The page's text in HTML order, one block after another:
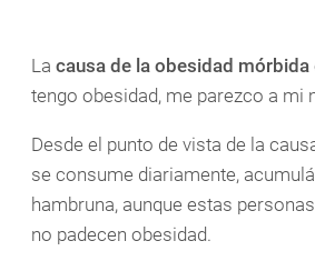
La causa de la obesidad mórbida
tengo obesidad, me parezco a mi
Desde el punto de vista de la
se consume diariamente,
hambruna, aunque estas
no padecen obesidad.